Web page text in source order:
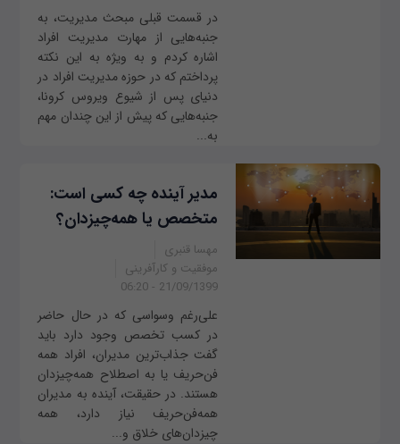
در قسمت قبلی مبحث مدیریت، به
جنبه‌هایی از مهارت مدیریت افراد
اشاره کردم و به ویژه به این نکته
پرداختم که در حوزه مدیریت افراد در
دنیای پس از شیوع ویروس کرونا،
جنبه‌هایی که پیش از این چندان مهم
به...
مدیر آینده چه کسی است:
متخصص یا همه‌چیزدان؟
مهسا قنبری
موفقیت و کارآفرینی
21/09/1399 - 06:20
علی‌رغم وسواسی که در حال حاضر
در کسب تخصص وجود دارد باید
گفت جذاب‌ترین مدیران، افراد همه
فن‌حریف یا به اصطلاح همه‌‌چیزدان
هستند. در حقیقت، آینده به مدیران
همه‌فن‌حریف نیاز دارد، همه
چیزدان‌های خلاق و...